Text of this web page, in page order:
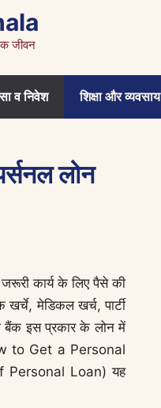
जीवन
व निवेश शिक्षा और व्यवसाय
लोन
कार्य के लिए पैसे की
मेडिकल खर्च, पार्टी
बैंक इस प्रकार के लोन में
to Get a Personal
Personal Loan) यह